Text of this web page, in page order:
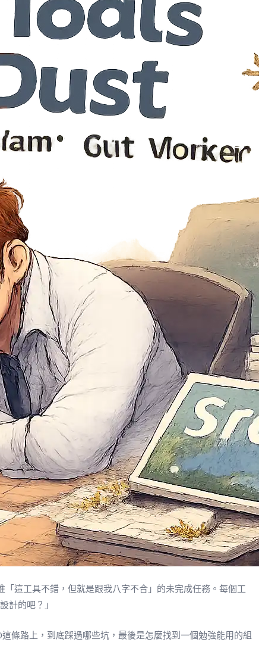
這工具不錯，但就是跟我八字不合」的未完成任務。每個工
計的吧？」
條路上，到底踩過哪些坑，最後是怎麼找到一個勉強能用的組